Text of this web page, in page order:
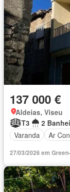
137 000 €
Aldeias, Viseu
T3
2
Varanda
Ar
27/03/2026 em